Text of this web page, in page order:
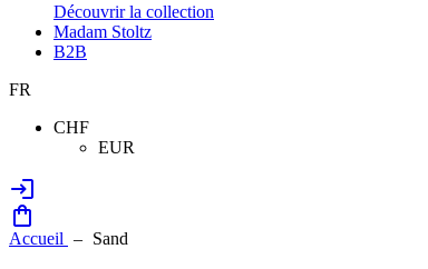
Découvrir la collection
Madam Stoltz
B2B
FR
CHF
EUR
Accueil Sand